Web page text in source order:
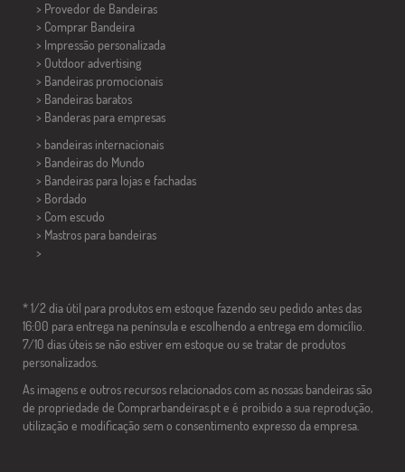
> Provedor de Bandeiras
> Comprar Bandeira
> Impressão personalizada
> Outdoor advertising
> Bandeiras promocionais
> Bandeiras baratos
> Banderas para empresas
> bandeiras internacionais
> Bandeiras do Mundo
> Bandeiras para lojas e fachadas
> Bordado
> Com escudo
> Mastros para bandeiras
>
* 1/2 dia útil para produtos em estoque fazendo seu pedido antes das
16:00 para entrega na península e escolhendo a entrega em domicílio.
7/10 dias úteis se não estiver em estoque ou se tratar de produtos
personalizados.
As imagens e outros recursos relacionados com as nossas bandeiras são
de propriedade de Comprarbandeiras.pt e é proibido a sua reprodução,
utilização e modificação sem o consentimento expresso da empresa.